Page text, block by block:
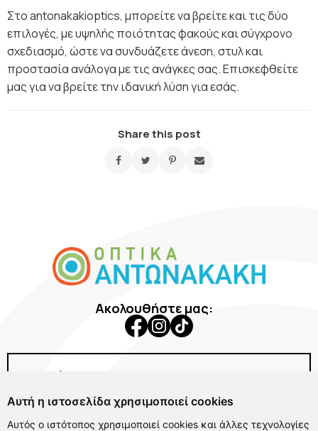
Αυτή η ιστοσελίδα χρησιμοποιεί cookies
Αυτός ο ιστότοπος χρησιμοποιεί cookies και άλλες τεχνολογίες
Στο antonakakioptics, μπορείτε να βρείτε και τις δύο
επιλογές, με υψηλής ποιότητας φακούς και σύγχρονο
σχεδιασμό, ώστε να συνδυάζετε άνεση, στυλ και
προστασία ανάλογα με τις ανάγκες σας. Επισκεφθείτε
μας για να βρείτε την ιδανική λύση για εσάς.
Share this post
Ακολουθήστε μας:
Εταιρεία